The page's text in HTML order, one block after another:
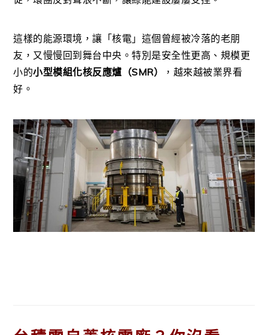
這樣的能源環境，讓「核電」這個曾經被冷落的老朋
友，又慢慢回到舞台中央。特別是安全性更高、規模更
小的小型模組化核反應爐（SMR）
，越來越被業界看
好。